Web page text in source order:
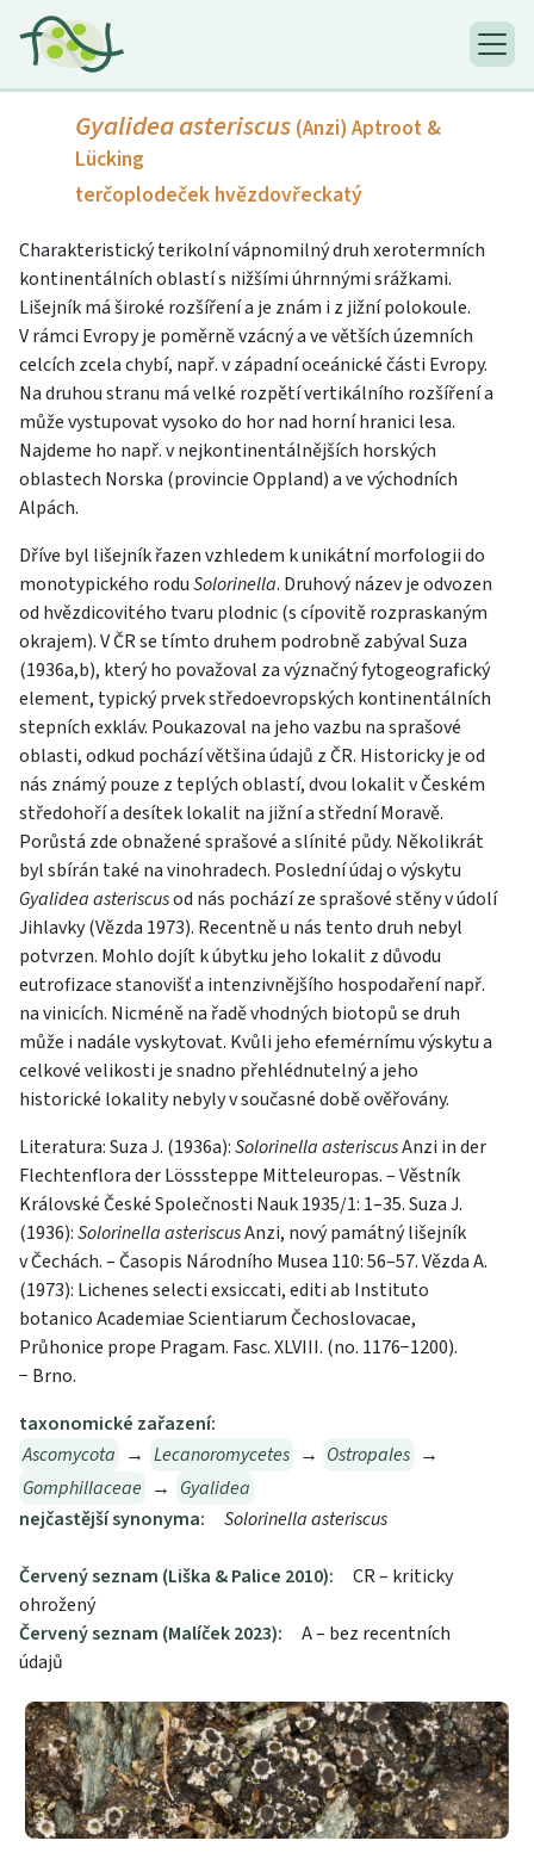
Gyalidea asteriscus (Anzi) Aptroot &
Lücking
terčoplodeček hvězdovřeckatý
Charakteristický terikolní vápnomilný druh xerotermních
kontinentálních oblastí s nižšími úhrnnými srážkami.
Lišejník má široké rozšíření a je znám i z jižní polokoule.
V rámci Evropy je poměrně vzácný a ve větších územních
celcích zcela chybí, např. v západní oceánické části Evropy.
Na druhou stranu má velké rozpětí vertikálního rozšíření a
může vystupovat vysoko do hor nad horní hranici lesa.
Najdeme ho např. v nejkontinen­tálnějších horských
oblastech Norska (provincie Oppland) a ve východních
Alpách.
Dříve byl lišejník řazen vzhledem k unikátní morfologii do
monotypického roduSolorinella. Druhový název je odvozen
od hvězdicovitého tvaru plodnic (s cípovitě rozpraskaným
okrajem). V ČR se tímto druhem podrobně zabýval Suza
(1936a,b), který ho považoval za význačný fytogeografický
element, typický prvek středoevropských kontinentálních
stepních exkláv. Poukazoval na jeho vazbu na sprašové
oblasti, odkud pochází většina údajů z ČR. Historicky je od
nás známý pouze z teplých oblastí, dvou lokalit v Českém
středohoří a desítek lokalit na jižní a střední Moravě.
Porůstá zde obnažené sprašové a slínité půdy. Několikrát
byl sbírán také na vinohradech. Poslední údaj o výskytu
Gyalidea asteriscusod nás pochází ze sprašové stěny v údolí
Jihlavky (Vězda 1973). Recentně u nás tento druh nebyl
potvrzen. Mohlo dojít k úbytku jeho lokalit z důvodu
eutrofizace stanovišť a intenzivnějšího hospodaření např.
na vinicích. Nicméně na řadě vhodných biotopů se druh
může i nadále vyskytovat. Kvůli jeho efemérnímu výskytu a
celkové velikosti je snadno přehlédnutelný a jeho
historické lokality nebyly v současné době ověřovány.
Literatura: Suza J. (1936a):Solorinella asteriscusAnzi in der
Flechtenflora der Lösssteppe Mitteleuropas. – Věstník
Královské České Společnosti Nauk 1935/1: 1–35. Suza J.
(1936):Solorinella asteriscusAnzi, nový památný lišejník
v Čechách. – Časopis Národního Musea 110: 56–57. Vězda A.
(1973): Lichenes selecti exsiccati, editi ab Instituto
botanico Academiae Scientiarum Čechoslovacae,
Průhonice prope Pragam. Fasc. XLVIII. (no. 1176−1200).
− Brno.
taxonomické zařazení:
Ascomycota → Lecanoromycetes → Ostropales →
Gomphillaceae → Gyalidea
nejčastější synonyma:
Solorinella asteriscus
Červený seznam (Liška & Palice 2010):
CR – kriticky
ohrožený
Červený seznam (Malíček 2023):
A – bez recentních
údajů